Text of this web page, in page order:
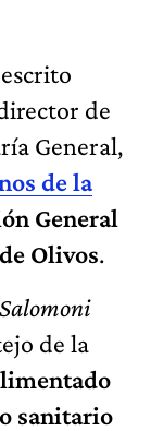
de
General,
de la
General
Olivos.
Salomoni
de la
sanitario